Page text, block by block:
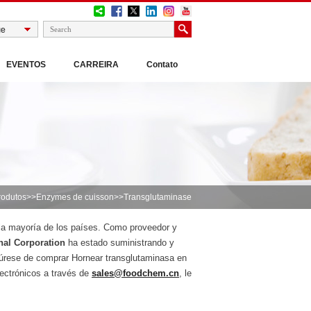
EVENTOS CARREIRA Contato
>>Enzymes de cuisson>>Transglutaminase
mayoría de los países. Como proveedor y
Corporation ha estado suministrando y
de comprar Hornear transglutaminasa en
a través de sales@foodchem.cn, le